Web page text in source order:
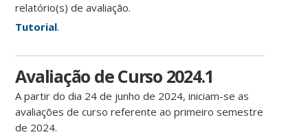
relatório(s) de avaliação.
Tutorial.
Avaliação de Curso 2024.1
A partir do dia 24 de junho de 2024, iniciam-se as
avaliações de curso referente ao primeiro semestre
de 2024.